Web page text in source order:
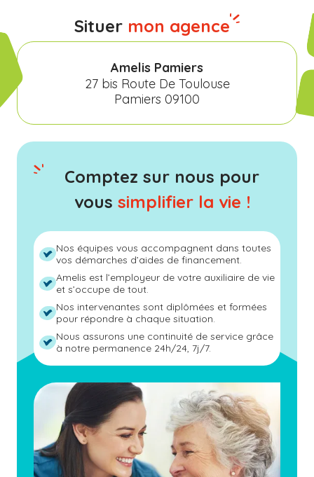
Situer mon agence
Amelis Pamiers
27 bis Route De Toulouse
Pamiers 09100
Comptez sur nous pour
vous simplifier la vie !
Nos équipes vous accompagnent dans toutes
vos démarches d’aides de financement.
Amelis est l’employeur de votre auxiliaire de vie
et s’occupe de tout.
Nos intervenantes sont diplômées et formées
pour répondre à chaque situation.
Nous assurons une continuité de service grâce
à notre permanence 24h/24, 7j/7.